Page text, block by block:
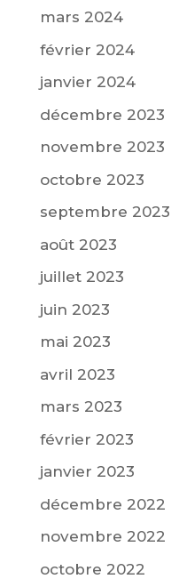
mars 2024
février 2024
janvier 2024
décembre 2023
novembre 2023
octobre 2023
septembre 2023
août 2023
juillet 2023
juin 2023
mai 2023
avril 2023
mars 2023
février 2023
janvier 2023
décembre 2022
novembre 2022
octobre 2022